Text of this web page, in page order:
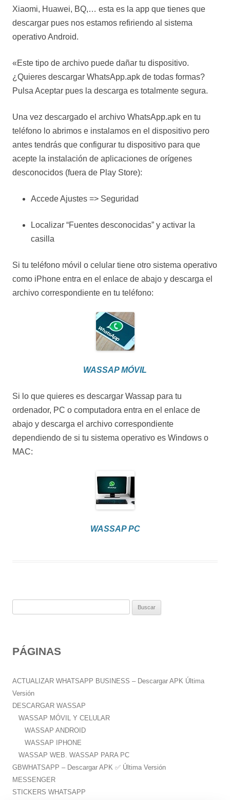
Xiaomi, Huawei, BQ,… esta es la app que tienes que
descargar pues nos estamos refiriendo al sistema
operativo Android.
«Este tipo de archivo puede dañar tu dispositivo.
¿Quieres descargar WhatsApp.apk de todas formas?
Pulsa Aceptar pues la descarga es totalmente segura.
Una vez descargado el archivo WhatsApp.apk en tu
teléfono lo abrimos e instalamos en el dispositivo pero
antes tendrás que configurar tu dispositivo para que
acepte la instalación de aplicaciones de orígenes
desconocidos (fuera de Play Store):
Accede Ajustes => Seguridad
Localizar “Fuentes desconocidas” y activar la
casilla
Si tu teléfono móvil o celular tiene otro sistema operativo
como iPhone entra en el enlace de abajo y descarga el
archivo correspondiente en tu teléfono:
WASSAP MÓVIL
Si lo que quieres es descargar Wassap para tu
ordenador, PC o computadora entra en el enlace de
abajo y descarga el archivo correspondiente
dependiendo de si tu sistema operativo es Windows o
MAC:
WASSAP PC
a
:
PÁGINAS
ACTUALIZAR WHATSAPP BUSINESS – Descargar APK Última
Versión
DESCARGAR WASSAP
WASSAP MÓVIL Y CELULAR
WASSAP ANDROID
WASSAP IPHONE
WASSAP WEB. WASSAP PARA PC
GBWHATSAPP – Descargar APK ✅️ Última Versión
MESSENGER
STICKERS WHATSAPP